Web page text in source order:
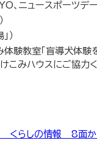
ニュースポーツデー
）
体験教室「盲導犬体験
こみハウスにご協力
くらしの情報 8面か